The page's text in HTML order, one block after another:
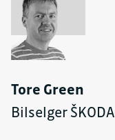
Tore Green
Bilselger ŠKODA